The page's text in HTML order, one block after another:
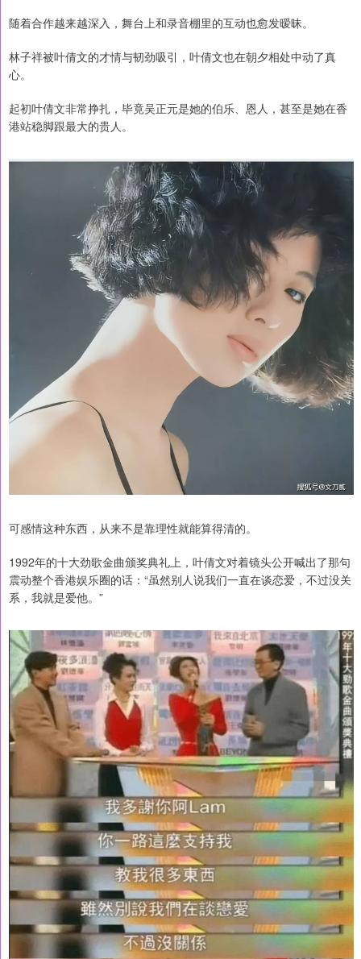
随着合作越来越深入，舞台上和录音棚里的互动也愈发暧昧。
林子祥被叶倩文的才情与韧劲吸引，叶倩文也在朝夕相处中动了真
心。
起初叶倩文非常挣扎，毕竟吴正元是她的伯乐、恩人，甚至是她在香
港站稳脚跟最大的贵人。
可感情这种东西，从来不是靠理性就能算得清的。
1992年的十大劲歌金曲颁奖典礼上，叶倩文对着镜头公开喊出了那句
震动整个香港娱乐圈的话：“虽然别人说我们一直在谈恋爱，不过没关
系，我就是爱他。”